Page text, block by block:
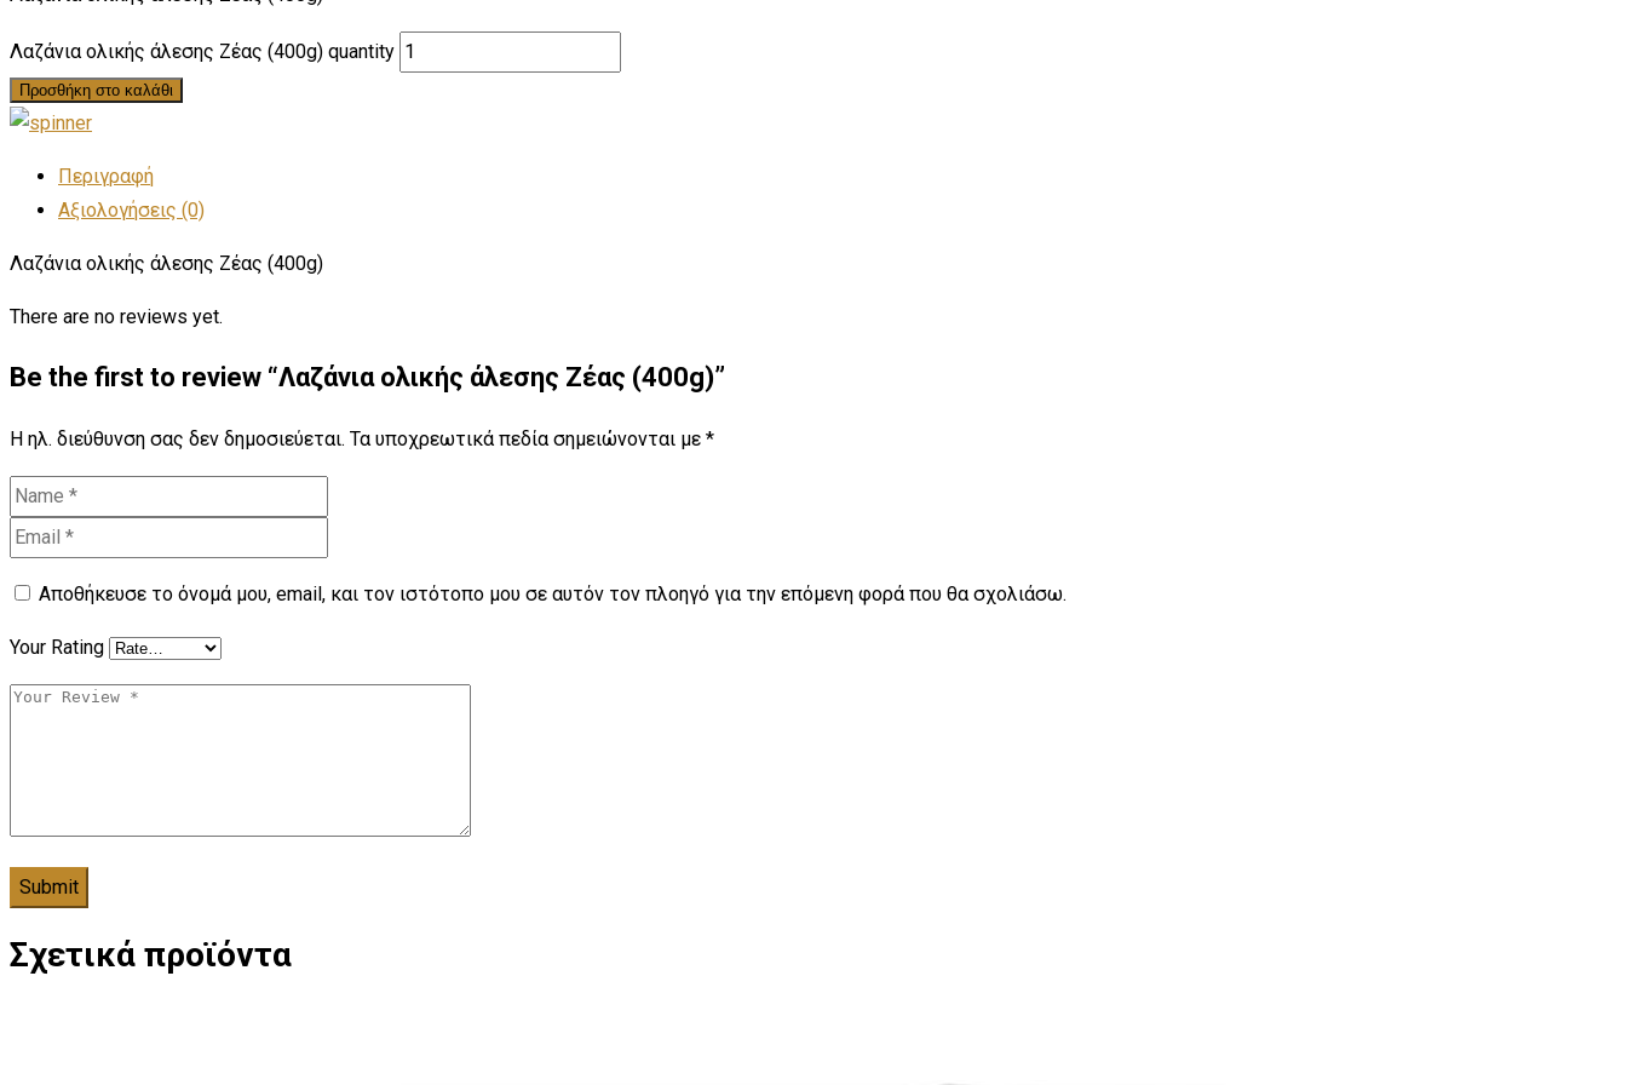
Λαζάνια ολικής άλεσης Ζέας (400g) quantity
Προσθήκη στο καλάθι
Περιγραφή
Αξιολογήσεις (0)
Λαζάνια ολικής άλεσης Ζέας (400g)
There are no reviews yet.
Be the first to review “Λαζάνια ολικής άλεσης Ζέας (400g)”
Η ηλ. διεύθυνση σας δεν δημοσιεύεται. Τα υποχρεωτικά πεδία σημειώνονται με *
Αποθήκευσε το όνομά μου, email, και τον ιστότοπο μου σε αυτόν τον πλοηγό για την επόμενη φορά που θα σχολιάσω.
Your Rating
Σχετικά προϊόντα